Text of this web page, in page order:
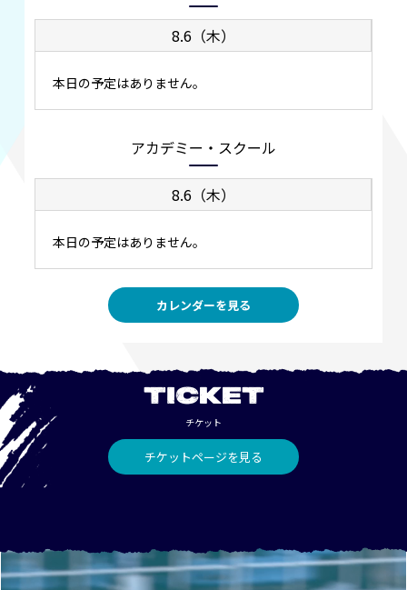
8.6（木）
本日の予定はありません。
アカデミー・スクール
8.6（木）
本日の予定はありません。
カレンダーを見る
TICKET
チケット
チケットページを見る